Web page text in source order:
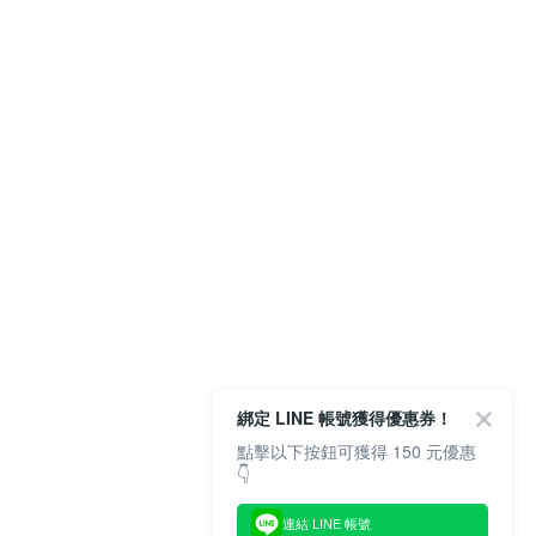
綁定 LINE 帳號獲得優惠券！
點擊以下按鈕可獲得 150 元優惠
👇
連結 LINE 帳號